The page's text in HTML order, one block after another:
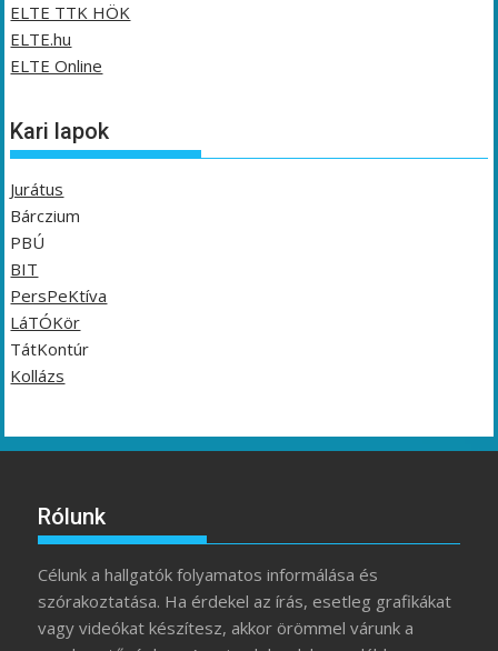
ELTE TTK HÖK
ELTE.hu
ELTE Online
Kari lapok
Jurátus
Bárczium
PBÚ
BIT
PersPeKtíva
LáTÓKör
TátKontúr
Kollázs
Rólunk
Célunk a hallgatók folyamatos informálása és
szórakoztatása. Ha érdekel az írás, esetleg grafikákat
vagy videókat készítesz, akkor örömmel várunk a